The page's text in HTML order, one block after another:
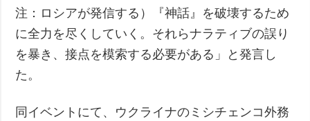
注：ロシアが発信する）『神話』を破壊するため
に全力を尽くしていく。それらナラティブの誤り
を暴き、接点を模索する必要がある」と発言し
た。
同イベントにて、ウクライナのミシチェンコ外務